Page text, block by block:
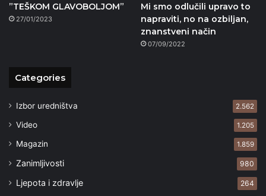
”TEŠKOM GLAVOBOLJOM”
27/01/2023
Mi smo odlučili upravo to
napraviti, no na ozbiljan,
znanstveni način
07/09/2022
Categories
Izbor uredništva 2.562
Video 1.205
Magazin 1.859
Zanimljivosti 980
Ljepota i zdravlje 264